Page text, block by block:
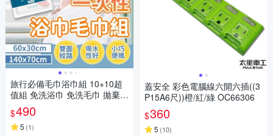
旅行必備毛巾浴巾組 10+10超
值組 免洗浴巾 免洗毛巾 拋棄式
毛巾
$490
5 (1)
蓋安全 彩色電腦線六開六插((3
P15A6尺))橙/紅/綠 OC66306
$360
5 (10)